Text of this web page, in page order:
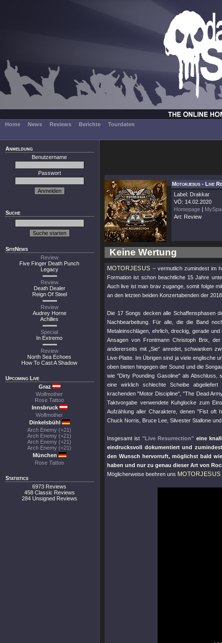
Home News Reviews Berichte Tourdaten
Anmeldung
Benutzername
Passwort
Suche
SiteNews
Review
Five Finger Death Punch
Legacy
Review
Death Dealer
Reign Of Steel
Review
Audrey Horne
Achilles
Special
In Extremo
Review
North Sea Echoes
How To Cast A Shadow
Upcoming Live
Graz
Wolfmother
Rose Tattoo
Innsbruck
Wolfmother
Dinkelsbühl
Arch Enemy (+21)
Arch Enemy (+21)
Arch Enemy (+21)
Arch Enemy (+21)
München
Rose Tattoo
Statistics
6973 Reviews
458 Classic Reviews
284 Unsigned Reviews
Motorjesus - Live
Label: Drakkar
VÖ: 14.02.2020
Homepage |
Art: Review
Keine Wertung
MOTORJESUS – vermutlich zumindest im
Formation ist schon beachtliche 15 Jahre
Auch live ist man brav zugange, somit folgte
an den letzten beiden Konzertabenden der
Die 17 Songs decken alle Schaffensphasen
Nachbearbeitung. Für alle, die die Band
Metaleinschlägen, ehrlich, dreckig, gerade
Ansagen von Frontmann Christoph Brix,
andererseits mit „Sie“ anredet, schwanken
Live-Platte. Im Übrigen sind ja viele englische
oben bieten hingegen der Sound und die
wie"Dirty Pounding Gasoline"als Abschluss,
eine wirklich schlechte Scheibe
krachenden"Motor Discipline","The Dead
Taktvorgabe verwendete Kuhglocke zum
Aufzählung aller Charaktere, denen "Fist oft
Chuck Norris, Bruce Lee, Silvester Stallone
Insgesamt ist "Live Resurrection" eine
eindrucksvoll dokumentiert und
den Wunsch hervorruft, möglichst bald
haben und nur zu genau dieser Art von
Möglicherweise beehren uns MOTORJESUS